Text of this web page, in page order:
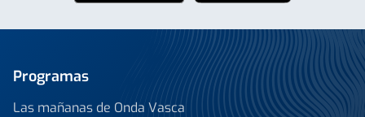
Programas
Las mañanas de Onda Vasca